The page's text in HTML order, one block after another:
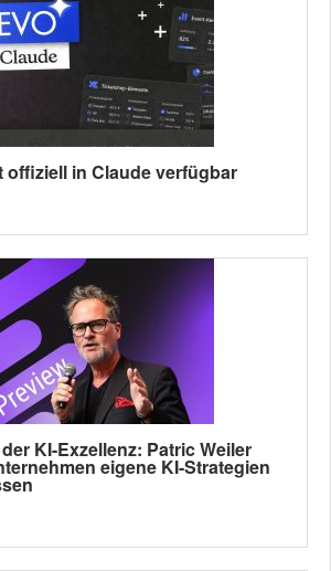
offiziell in Claude verfügbar
KI-Exzellenz: Patric Weiler
eigene KI-Strategien